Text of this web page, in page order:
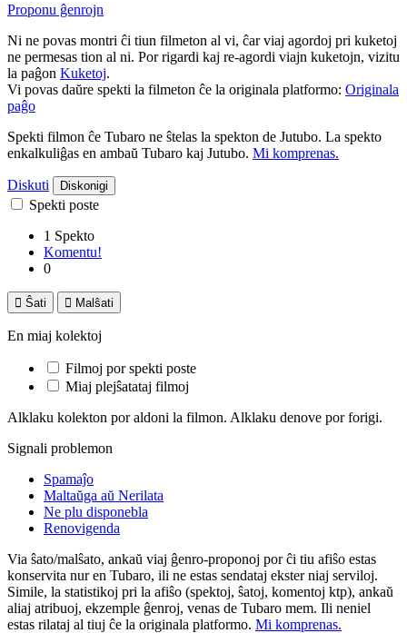
Proponu ĝenrojn
Ni ne povas montri ĉi tiun filmeton al vi, ĉar viaj agordoj pri kuketoj
ne permesas tion al ni. Por rigardi kaj re-agordi viajn kuketojn, vizitu
la paĝon Kuketoj.
Vi povas daŭre spekti la filmeton ĉe la originala platformo: Originala
paĝo
Spekti filmon ĉe Tubaro ne ŝtelas la spekton de Jutubo. La spekto
enkalkuliĝas en ambaŭ Tubaro kaj Jutubo. Mi komprenas.
Diskuti Diskonigi
Spekti poste
1 Spekto
Komentu!
0
 Ŝati  Malŝati
En miaj kolektoj
Filmoj por spekti poste
Miaj plejŝatataj filmoj
Alklaku kolekton por aldoni la filmon. Alklaku denove por forigi.
Signali problemon
Spamaĵo
Maltaŭga aŭ Nerilata
Ne plu disponebla
Renovigenda
Via ŝato/malŝato, ankaŭ viaj ĝenro-proponoj por ĉi tiu afiŝo estas
konservita nur en Tubaro, ili ne estas sendataj ekster niaj serviloj.
Simile, la statistikoj pri la afiŝo (spektoj, ŝatoj, komentoj ktp), ankaŭ
aliaj atribuoj, ekzemple ĝenroj, venas de Tubaro mem. Ili neniel
estas rilataj al tiuj ĉe la originala platformo. Mi komprenas.